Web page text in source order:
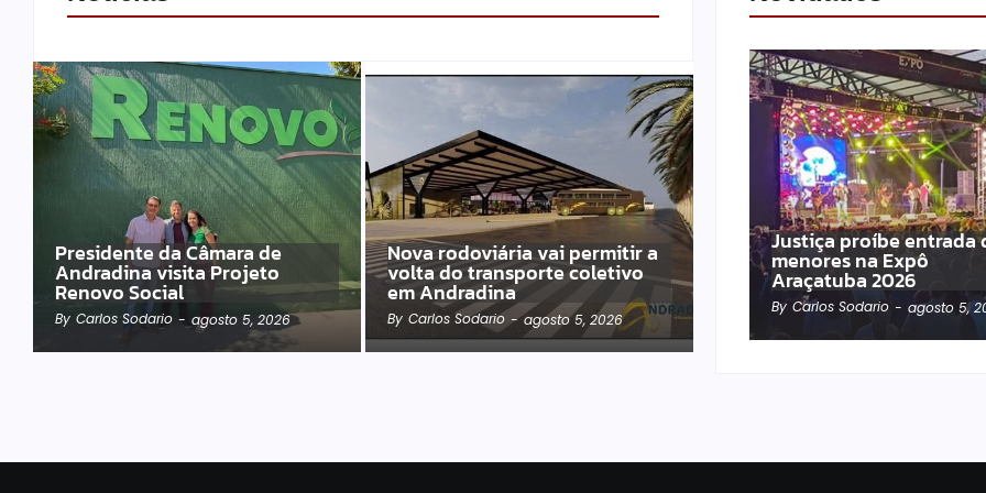
Presidente da Câmara de
Andradina visita Projeto
Renovo Social
By Carlos Sodario - agosto 5, 2026
Nova rodoviária vai permitir a
volta do transporte coletivo
em Andradina
By Carlos Sodario - agosto 5, 2026
Justiça proíbe entrada
menores na Expô
Araçatuba 2026
By Carlos Sodario - agosto 5,